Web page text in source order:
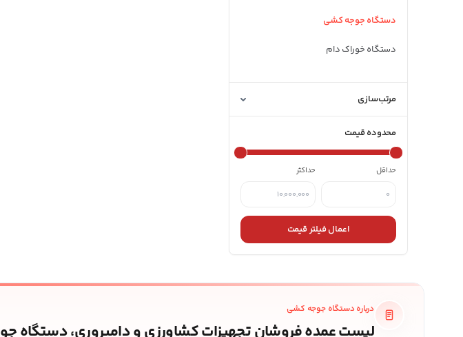
دستگاه جوجه کشی
دستگاه خوراک دام
مرتب‌سازی
محدوده قیمت
حداقل حداکثر
اعمال فیلتر قیمت
درباره دستگاه جوجه کشی
لیست عمده فروشان تجهیزات کشاورزی و دامپروری، دستگاه